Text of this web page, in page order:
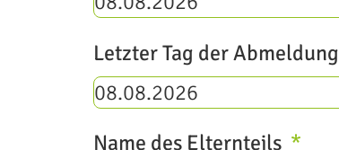
Letzter Tag der Abmeldung
Name des Elternteils